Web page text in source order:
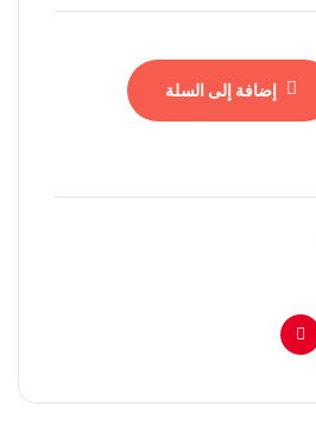
إضافة إلى السلة
Pinterest